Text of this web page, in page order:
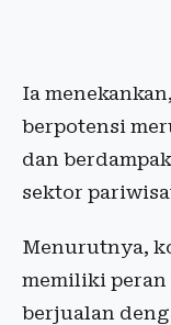
Ia
berpotensi
dan
sektor
Menurutnya,
memiliki peran
berjualan